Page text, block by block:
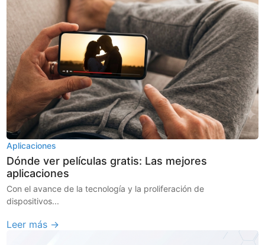
Aplicaciones
Dónde ver películas gratis: Las mejores
aplicaciones
Con el avance de la tecnología y la proliferación de
dispositivos...
Leer más →